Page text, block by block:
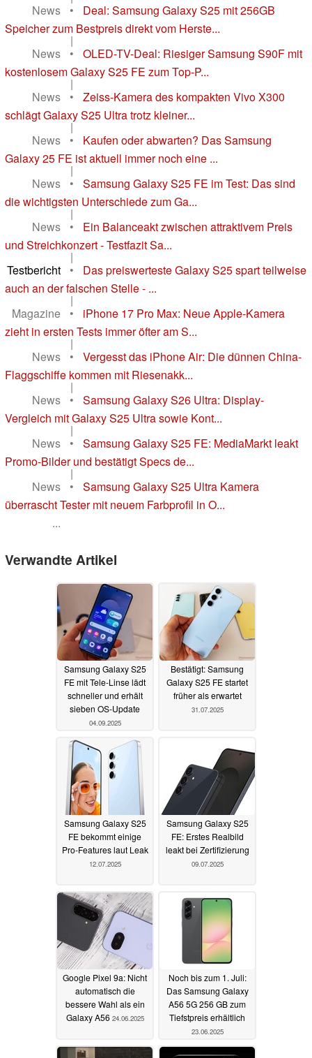
News
•
Deal: Samsung Galaxy S25 mit 256GB
Speicher zum Bestpreis direkt vom Herste...
|
News
•
OLED-TV-Deal: Riesiger Samsung S90F mit
kostenlosem Galaxy S25 FE zum Top-P...
|
News
•
Zeiss-Kamera des kompakten Vivo X300
schlägt Galaxy S25 Ultra trotz kleiner...
|
News
•
Kaufen oder abwarten? Das Samsung
Galaxy 25 FE ist aktuell immer noch eine ...
|
News
•
Samsung Galaxy S25 FE im Test: Das sind
die wichtigsten Unterschiede zum Ga...
|
News
•
Ein Balanceakt zwischen attraktivem Preis
und Streichkonzert - Testfazit Sa...
|
Testbericht
•
Das preiswerteste Galaxy S25 spart teilweise
auch an der falschen Stelle - ...
|
Magazine
•
iPhone 17 Pro Max: Neue Apple-Kamera
zieht in ersten Tests immer öfter am S...
|
News
•
Vergesst das iPhone Air: Die dünnen China-
Flaggschiffe kommen mit Riesenakk...
|
News
•
Samsung Galaxy S26 Ultra: Display-
Vergleich mit Galaxy S25 Ultra sowie Kont...
|
News
•
Samsung Galaxy S25 FE: MediaMarkt leakt
Promo-Bilder und bestätigt Specs de...
|
News
•
Samsung Galaxy S25 Ultra Kamera
überrascht Tester mit neuem Farbprofil in O...
...
Verwandte Artikel
Samsung Galaxy S25
FE mit Tele-Linse lädt
schneller und erhält
sieben OS-Update
04.09.2025
Bestätigt: Samsung
Galaxy S25 FE startet
früher als erwartet
31.07.2025
Samsung Galaxy S25
FE bekommt einige
Pro-Features laut Leak
12.07.2025
Samsung Galaxy S25
FE: Erstes Realbild
leakt bei Zertifizierung
09.07.2025
Google Pixel 9a: Nicht
automatisch die
bessere Wahl als ein
Galaxy A56 24.06.2025
Noch bis zum 1. Juli:
Das Samsung Galaxy
A56 5G 256 GB zum
Tiefstpreis erhältlich
23.06.2025